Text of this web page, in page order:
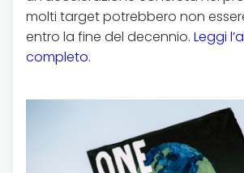
molti target potrebbero non
entro la fine del decennio. Leggi
completo.